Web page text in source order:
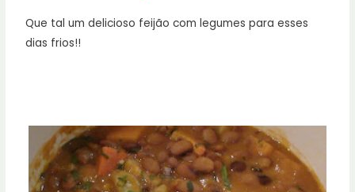
Que tal um delicioso feijão com legumes para esses
dias frios!!